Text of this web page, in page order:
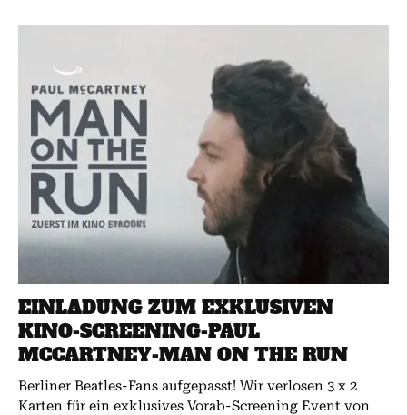
EINLADUNG ZUM EXKLUSIVEN
KINO-SCREENING-PAUL
MCCARTNEY-MAN ON THE RUN
Berliner Beatles-Fans aufgepasst! Wir verlosen 3 x 2
Karten für ein exklusives Vorab-Screening Event von